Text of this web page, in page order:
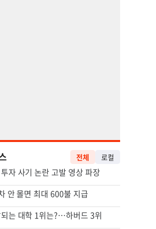
전체 로컬
자 사기 논란 고발 영상 파장
안 몰면 최대 600불 지급
는 대학 1위는?…하버드 3위